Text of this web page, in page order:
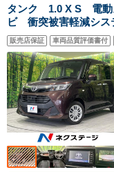
タンク 1.0 X S 電
ビ 衝突被害軽減シ
ー 前席シートヒー
ト Bluetooth CD/
販売店保証 車両品質評価書付